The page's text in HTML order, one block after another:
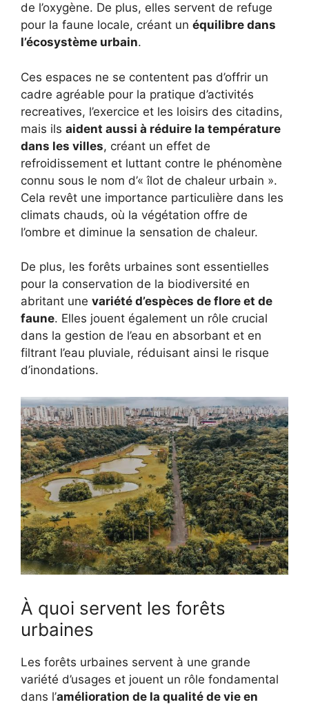
de l’oxygène. De plus, elles servent de refuge
pour la faune locale, créant un équilibre dans
l’écosystème urbain.
Ces espaces ne se contentent pas d’offrir un
cadre agréable pour la pratique d’activités
recreatives, l’exercice et les loisirs des citadins,
mais ils aident aussi à réduire la température
dans les villes, créant un effet de
refroidissement et luttant contre le phénomène
connu sous le nom d’« îlot de chaleur urbain ».
Cela revêt une importance particulière dans les
climats chauds, où la végétation offre de
l’ombre et diminue la sensation de chaleur.
De plus, les forêts urbaines sont essentielles
pour la conservation de la biodiversité en
abritant une variété d’espèces de flore et de
faune. Elles jouent également un rôle crucial
dans la gestion de l’eau en absorbant et en
filtrant l’eau pluviale, réduisant ainsi le risque
d’inondations.
À quoi servent les forêts
urbaines
Les forêts urbaines servent à une grande
variété d’usages et jouent un rôle fondamental
dans l’amélioration de la qualité de vie en